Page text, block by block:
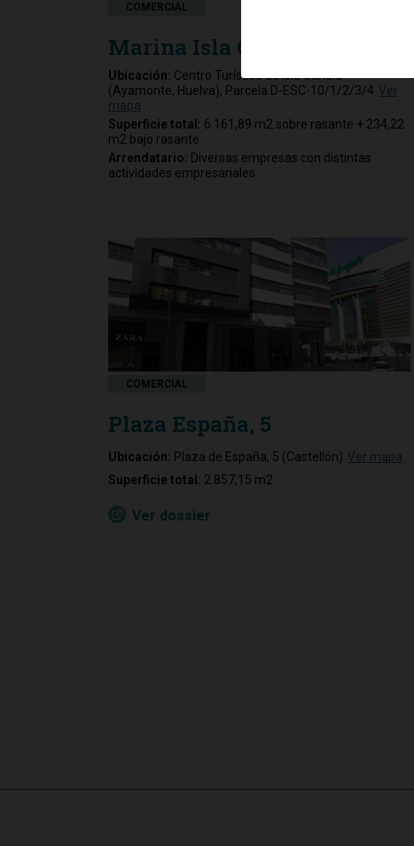
COMERCIAL
Marina Isla Canela
Ubicación: Centro Turístico de Isla Canela
(Ayamonte, Huelva), Parcela D-ESC-10/1/2/3/4 Ver
mapa
Superficie total: 6.161,89 m2 sobre rasante + 234,22
m2 bajo rasante
Arrendatario: Diversas empresas con distintas
actividades empresariales
COMERCIAL
Plaza España, 5
Ubicación: Plaza de España, 5 (Castellón) Ver mapa
Superficie total: 2.857,15 m2
Ver dossier